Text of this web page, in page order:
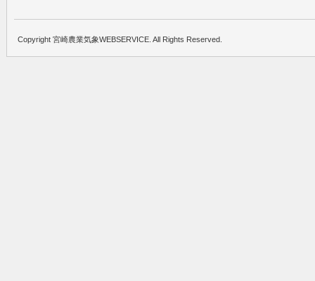
Copyright 宮崎農業気象WEBSERVICE. All Rights Reserved.